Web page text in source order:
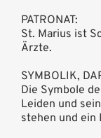
PATRONAT:
St. Marius ist
Ärzte.
SYMBOLIK,
Die Symbole
Leiden und
stehen und ein